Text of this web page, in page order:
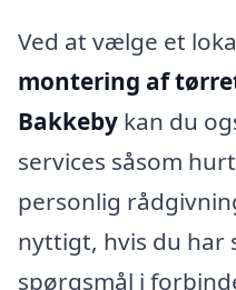
Ved at vælge et
montering af
Bakkeby kan du
services såsom
personlig
nyttigt, hvis du har
spørgsmål i